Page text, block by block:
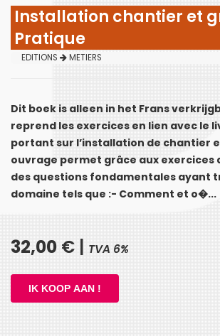
Installation chantier et
Pratique
EDITIONS METIERS
Dit boek is alleen in het Frans
reprend les exercices en lien avec le
portant sur l’installation de chantier
ouvrage permet grâce aux exercices
des questions fondamentales ayant
domaine tels que :- Comment et o�...
32,00 € | TVA 6%